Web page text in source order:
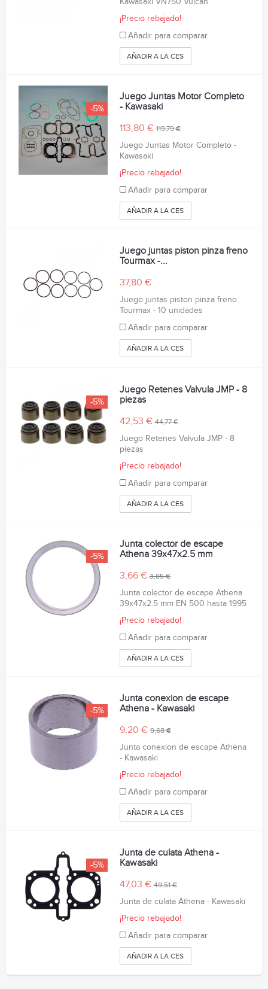
¡Precio rebajado!
Añadir para comparar
AÑADIR A LA CESTA
-5%
Juego Juntas Motor Completo
- Kawasaki
113,80 €119,79 €
Juego Juntas Motor Completo -
Kawasaki
¡Precio rebajado!
Añadir para comparar
AÑADIR A LA CESTA
Juego juntas piston pinza freno
Tourmax -...
37,80 €
Juego juntas piston pinza freno
Tourmax - 10 unidades
Añadir para comparar
AÑADIR A LA CESTA
-5%
Juego Retenes Valvula JMP - 8
piezas
42,53 €44,77 €
Juego Retenes Valvula JMP - 8
piezas
¡Precio rebajado!
Añadir para comparar
AÑADIR A LA CESTA
-5%
Junta colector de escape
Athena 39x47x2.5 mm
3,66 €3,85 €
Junta colector de escape Athena
39x47x2.5 mm EN 500 hasta 1995
¡Precio rebajado!
Añadir para comparar
AÑADIR A LA CESTA
-5%
Junta conexion de escape
Athena - Kawasaki
9,20 €9,68 €
Junta conexion de escape Athena
- Kawasaki
¡Precio rebajado!
Añadir para comparar
AÑADIR A LA CESTA
-5%
Junta de culata Athena -
Kawasaki
47,03 €49,51 €
Junta de culata Athena - Kawasaki
¡Precio rebajado!
Añadir para comparar
AÑADIR A LA CESTA